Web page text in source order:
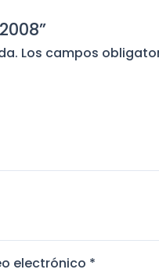
Los campos
electrónico *